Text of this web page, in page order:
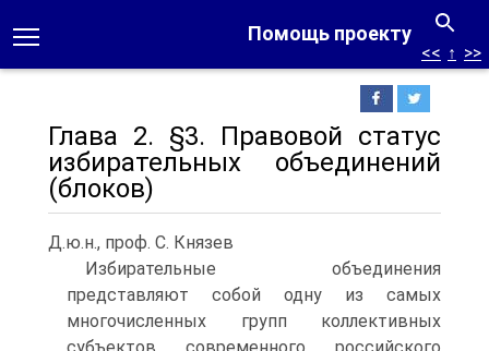
Помощь проекту
<< ↑ >>
Глава 2. §3. Правовой статус
избирательных объединений
(блоков)
Д.ю.н., проф. С. Князев
Избирательные объединения
представляют собой одну из самых
многочисленных групп коллективных